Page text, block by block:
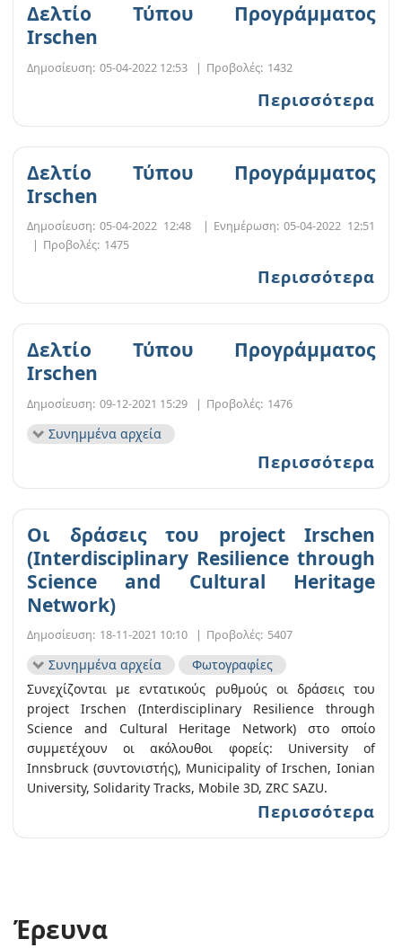
Δελτίο Τύπου Προγράμματος
Irschen
Δημοσίευση: 05-04-2022 12:53 | Προβολές: 1432
Περισσότερα
Δελτίο Τύπου Προγράμματος
Irschen
Δημοσίευση: 05-04-2022 12:48 | Ενημέρωση: 05-04-2022 12:51
| Προβολές: 1475
Περισσότερα
Δελτίο Τύπου Προγράμματος
Irschen
Δημοσίευση: 09-12-2021 15:29 | Προβολές: 1476
Συνημμένα αρχεία
Περισσότερα
Oι δράσεις του project Irschen
(Interdisciplinary Resilience through
Science and Cultural Heritage
Network)
Δημοσίευση: 18-11-2021 10:10 | Προβολές: 5407
Συνημμένα αρχεία
Φωτογραφίες
Συνεχίζονται με εντατικούς ρυθμούς οι δράσεις του
project Irschen (Interdisciplinary Resilience through
Science and Cultural Heritage Network) στο οποίο
συμμετέχουν οι ακόλουθοι φορείς: University of
Innsbruck (συντονιστής), Municipality of Irschen, Ionian
University, Solidarity Tracks, Mobile 3D, ZRC SAZU.
Περισσότερα
Έρευνα